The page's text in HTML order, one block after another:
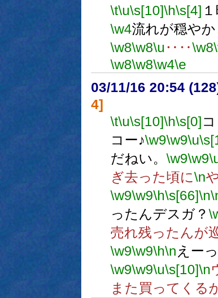
\t\u\s[10]\h\s[4]
\w4流れが穏や
\w8\w8\u ‥‥\w8
\w8\w8\w4\e
03/11/16 20:54
4]
\t\u\s[10]\h\s[0]
コー♪\w9\w9\u
だねい。 \w9\w9
ぎ去った頃に\n
\w9\w9\h\s[66]\n
ったんデスガ？
売れ残ったんが
\w9\w9\h\n えー
\w9\w9\u\s[10]\n
また買ってくる